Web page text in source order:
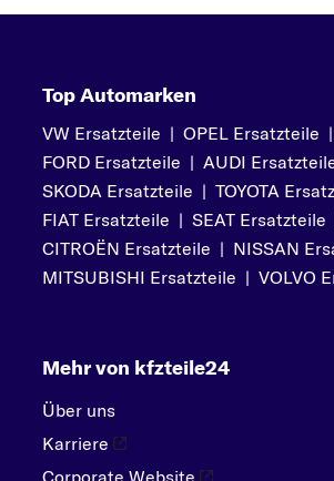
Top Automarken
VW Ersatzteile | OPEL Ersatzteile |
FORD Ersatzteile | AUDI
SKODA Ersatzteile | TOYOTA
FIAT Ersatzteile | SEAT Ersatzteile
CITROËN Ersatzteile | NISSAN
MITSUBISHI Ersatzteile | VOLVO
Mehr von kfzteile24
Über uns
Karriere
Corporate Website